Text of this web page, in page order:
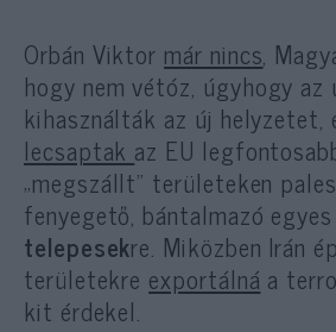
Orbán Viktor már nincs,
hogy nem vétóz, úgyhogy az
kihasználták az új helyzetet,
lecsaptak az EU
„megszállt” területeken
fenyegető, bántalmazó egyes
telepesekre. Miközben Irán
területekre exportálná a
kit érdekel.